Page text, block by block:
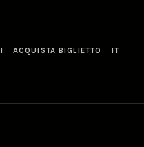
ACQUISTA BIGLIETTO IT